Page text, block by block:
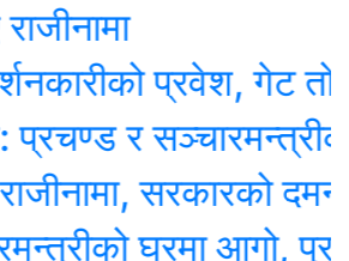
प्रवेश, गेट तोडेर
र सञ्चारमन्त्रीको
सरकारको
घरमा आगो, प्रहरी